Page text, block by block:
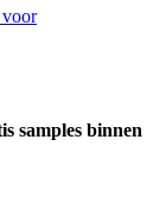
samples binnen